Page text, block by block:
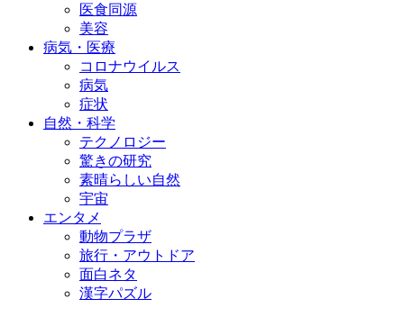
医食同源
美容
病気・医療
コロナウイルス
病気
症状
自然・科学
テクノロジー
驚きの研究
素晴らしい自然
宇宙
エンタメ
動物プラザ
旅行・アウトドア
面白ネタ
漢字パズル